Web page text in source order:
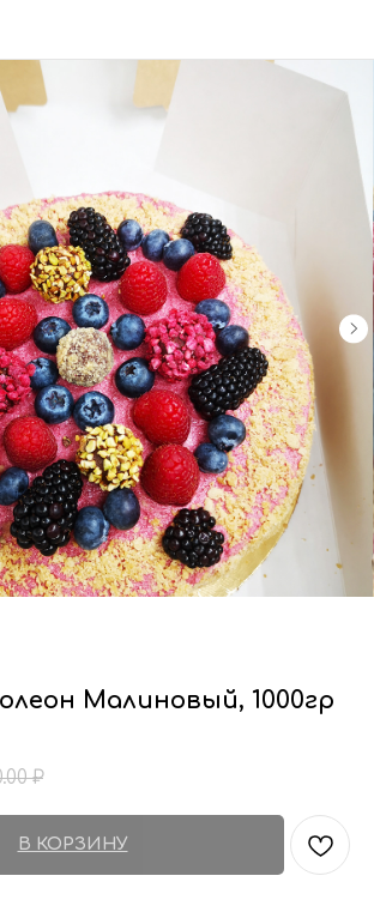
Малиновый, 1000гр
₽
В КОРЗИНУ